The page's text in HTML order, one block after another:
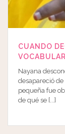
CUANDO
Nayana
desapareció
pequeña fue
de qué se [...]